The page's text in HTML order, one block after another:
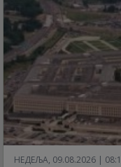
НЕДЕЉА, 09.08.2026 |